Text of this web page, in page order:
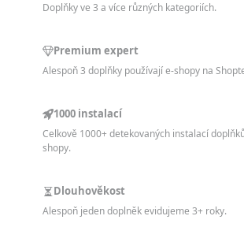
Doplňky ve 3 a více různých kategoriích.
Premium expert
Alespoň 3 doplňky používají e-shopy na
1000 instalací
Celkově 1000+ detekovaných instalací
shopy.
Dlouhověkost
Alespoň jeden doplněk evidujeme 3+ roky.